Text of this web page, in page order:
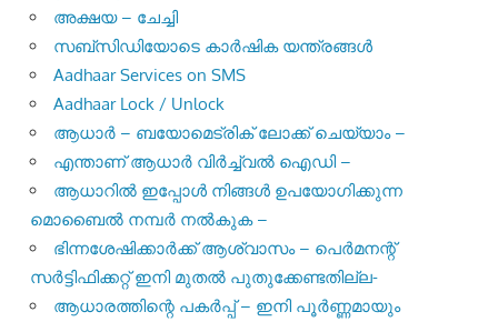
അക്ഷയ – ചേച്ചി
സബ്സിഡിയോടെ കാർഷിക യന്ത്രങ്ങൾ
Aadhaar Services on SMS
Aadhaar Lock / Unlock
ആധാർ – ബയോമെട്രിക് ലോക്ക് ചെയ്യാം –
എന്താണ് ആധാർ വിർച്ച്വൽ ഐഡി –
ആധാറിൽ ഇപ്പോൾ നിങ്ങൾ ഉപയോഗിക്കുന്ന
മൊബൈൽ നമ്പർ നൽകുക –
ഭിന്നശേഷിക്കാർക്ക് ആശ്വാസം – പെർമനന്റ്
സർട്ടിഫിക്കറ്റ് ഇനി മുതൽ പുതുക്കേണ്ടതില്ല-
ആധാരത്തിന്റെ പകർപ്പ് – ഇനി പൂർണ്ണമായും